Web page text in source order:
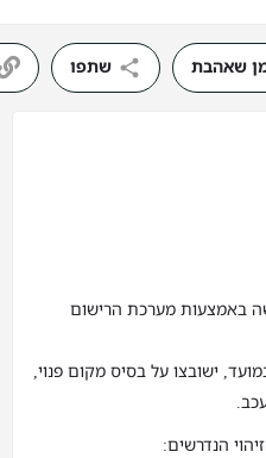
שאהבת שתפו
באמצעות מערכת הרישום
ישובצו על בסיס מקום פנוי,
הנדרשים: